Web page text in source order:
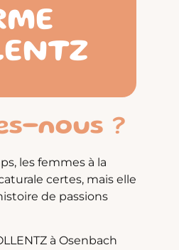
nous ?
les femmes à la
certes, mais elle
de passions
à Osenbach